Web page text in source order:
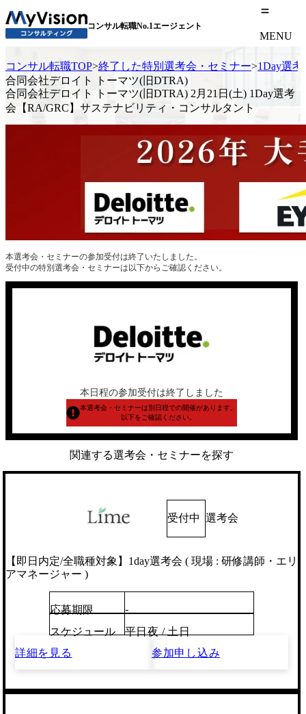
コンサル転職No.1エージェント
MENU
コンサル転職TOP>終了した特別選考会・セミナー>1Day選考
合同会社デロイト トーマツ(旧DTRA)
合同会社デロイト トーマツ(旧DTRA) 2月21日(土) 1Day選考
会【RA/GRC】サステナビリティ・コンサルタント
本選考会・セミナーの参加受付は終了いたしました。
受付中の特別選考会・セミナーは以下からご確認ください。
本日程の参加受付は終了しました
本選考会・セミナーは別日程での開催があります。
以下をご確認ください。
関連する選考会・セミナーを探す
受付中 選考会
【即日内定/全職種対象】1day選考会 ( 現場 : 研修講師・エリ
アマネージャー )
応募期限
-
スケジュール
平日夜 / 土日
詳細を見る
参加申し込み